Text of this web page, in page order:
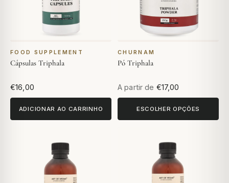
FOOD SUPPLEMENT
Cápsulas Triphala
€16,00
ADICIONAR AO CARRINHO
CHURNAM
Pó Triphala
A partir de €17,00
ESCOLHER OPÇÕES